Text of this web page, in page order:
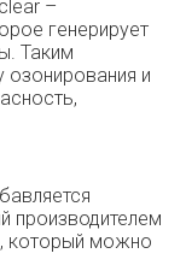
–
генерирует
Таким
и
производителем
который можно